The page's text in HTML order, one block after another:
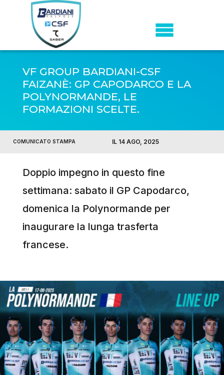
VF GROUP BARDIANI-CSF
FAIZANÈ: GP CAPODARCO E LA
POLYNORMANDE, LE
FORMAZIONI SCELTE.
COMUNICATO STAMPA IL 14 AGO, 2025
Doppio impegno in questo fine
settimana: sabato il GP Capodarco,
domenica la Polynormande per
inaugurare la lunga trasferta
francese.